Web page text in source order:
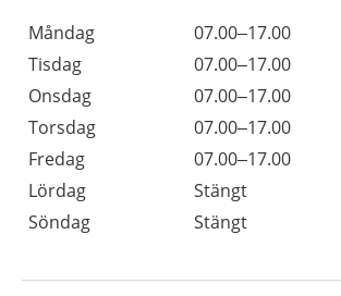
Måndag
07.00–17.00
Tisdag
07.00–17.00
Onsdag
07.00–17.00
Torsdag
07.00–17.00
Fredag
07.00–17.00
Lördag
Stängt
Söndag
Stängt